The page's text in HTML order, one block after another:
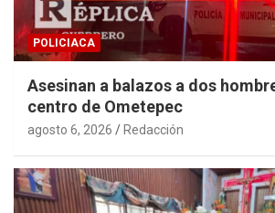
POLICIACA
Asesinan a balazos a dos
centro de Ometepec
agosto 6, 2026 Redacción